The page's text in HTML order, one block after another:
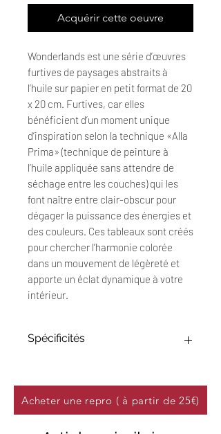
Acquérir cette oeuvre
Wonderlands est une série d’œuvres
furtives de paysages abstraits à
l’huile sur papier en petit format de 20
x 20 cm. Furtives, car elles
bénéficient d’un moment unique
d’inspiration selon la technique «Alla
Prima» (technique de peinture à
l’huile appliquée sans attendre de
séchage entre les couches) qui les
font naître entre clair-obscur pour
dégager la puissance des énergies et
des couleurs. Ces tableaux sont créés
pour chercher l’harmonie colorée
dans un mouvement de légèreté et
apporte un éclat dynamique à votre
intérieur.
Spécificités
Technique : Peinture à l'huile sur
papier 250 g/m²
Titre : "Wonderland #12"
Date : Novembre 2024
Acheter une repro ( à partir de 25€)